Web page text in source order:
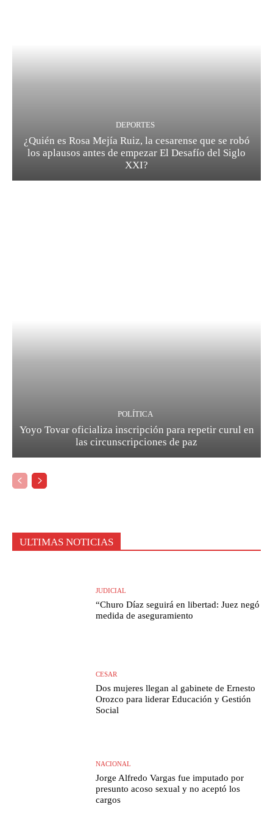
DEPORTES
¿Quién es Rosa Mejía Ruiz, la cesarense que se robó
los aplausos antes de empezar El Desafío del Siglo
XXI?
POLÍTICA
Yoyo Tovar oficializa inscripción para repetir curul en
las circunscripciones de paz
ULTIMAS NOTICIAS
JUDICIAL
“Churo Díaz seguirá en libertad: Juez negó
medida de aseguramiento
CESAR
Dos mujeres llegan al gabinete de Ernesto
Orozco para liderar Educación y Gestión
Social
NACIONAL
Jorge Alfredo Vargas fue imputado por
presunto acoso sexual y no aceptó los
cargos